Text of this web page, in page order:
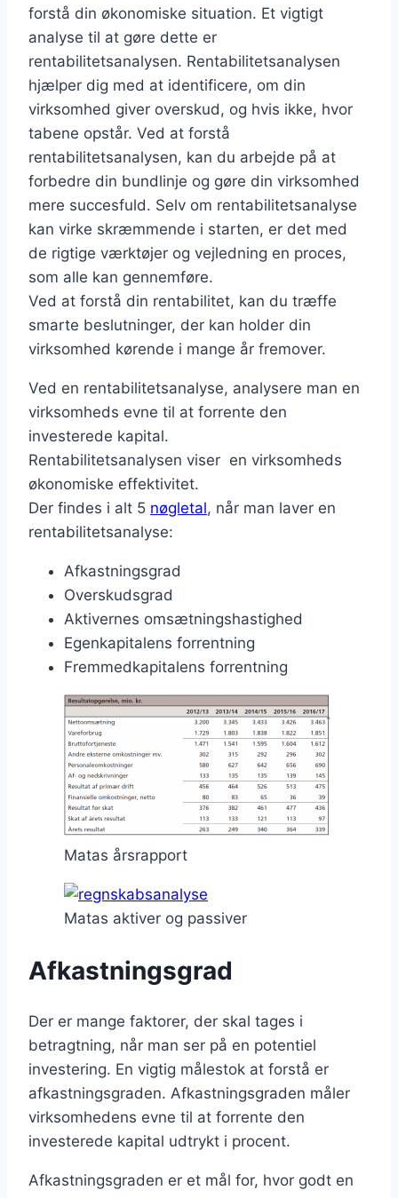
forstå din økonomiske situation. Et vigtigt
analyse til at gøre dette er
rentabilitetsanalysen. Rentabilitetsanalysen
hjælper dig med at identificere, om din
virksomhed giver overskud, og hvis ikke, hvor
tabene opstår. Ved at forstå
rentabilitetsanalysen, kan du arbejde på at
forbedre din bundlinje og gøre din virksomhed
mere succesfuld. Selv om rentabilitetsanalyse
kan virke skræmmende i starten, er det med
de rigtige værktøjer og vejledning en proces,
som alle kan gennemføre.
Ved at forstå din rentabilitet, kan du træffe
smarte beslutninger, der kan holder din
virksomhed kørende i mange år fremover.
Ved en rentabilitetsanalyse, analysere man en
virksomheds evne til at forrente den
investerede kapital.
Rentabilitetsanalysen viser en virksomheds
økonomiske effektivitet.
Der findes i alt 5 nøgletal, når man laver en
rentabilitetsanalyse:
Afkastningsgrad
Overskudsgrad
Aktivernes omsætningshastighed
Egenkapitalens forrentning
Fremmedkapitalens forrentning
Matas årsrapport
Matas aktiver og passiver
Afkastningsgrad
Der er mange faktorer, der skal tages i
betragtning, når man ser på en potentiel
investering. En vigtig målestok at forstå er
afkastningsgraden. Afkastningsgraden måler
virksomhedens evne til at forrente den
investerede kapital udtrykt i procent.
Afkastningsgraden er et mål for, hvor godt en